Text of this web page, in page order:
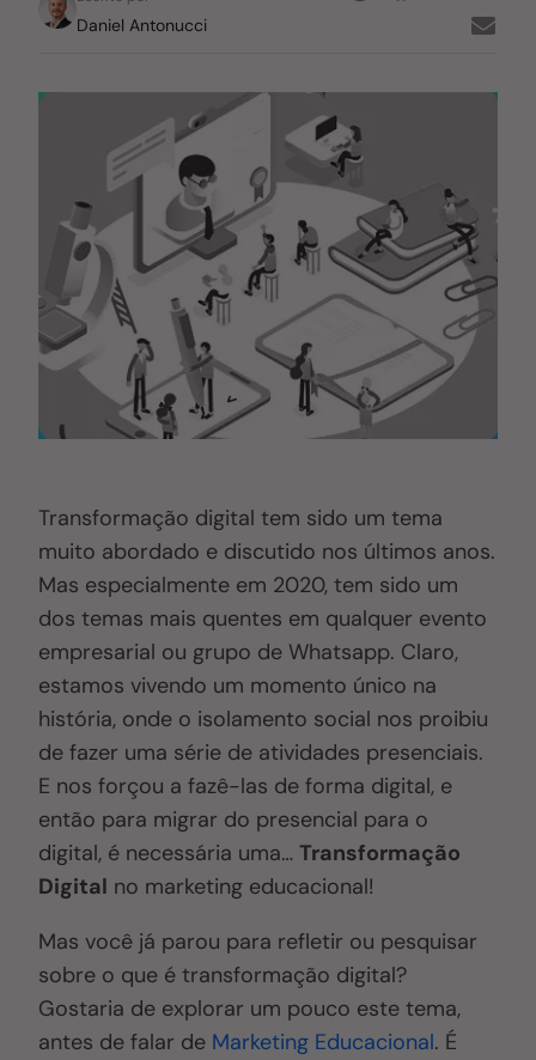
Daniel Antonucci
Transformação digital tem sido um tema
muito abordado e discutido nos últimos anos.
Mas especialmente em 2020, tem sido um
dos temas mais quentes em qualquer evento
empresarial ou grupo de Whatsapp. Claro,
estamos vivendo um momento único na
história, onde o isolamento social nos proibiu
de fazer uma série de atividades presenciais.
E nos forçou a fazê-las de forma digital, e
então para migrar do presencial para o
digital, é necessária uma…Transformação
Digital no marketing educacional!
Mas você já parou para refletir ou pesquisar
sobre o que é transformação digital?
Gostaria de explorar um pouco este tema,
antes de falar de Marketing Educacional. É